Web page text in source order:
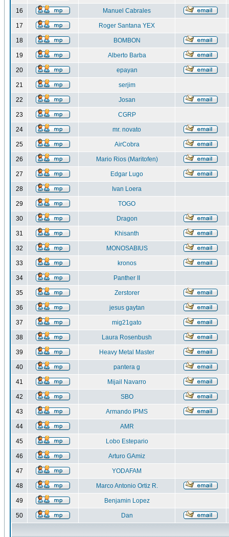
16 Manuel Cabrales
17 Roger Santana YEX
18 BOMBON
19 Alberto Barba
20 epayan
21 serjim
22 Josan
23 CGRP
24 mr. novato
25 AirCobra
26 Mario Rios (Maritofen)
27 Edgar Lugo
28 Ivan Loera
29 TOGO
30 Dragon
31 Khisanth
32 MONOSABIUS
33 kronos
34 Panther II
35 Zerstorer
36 jesus gaytan
37 mig21gato
38 Laura Rosenbush
39 Heavy Metal Master
40 pantera g
41 Mijail Navarro
42 SBO
43 Armando IPMS
44 AMR
45 Lobo Estepario
46 Arturo GAmiz
47 YODAFAM
48 Marco Antonio Ortiz R.
49 Benjamin Lopez
50 Dan